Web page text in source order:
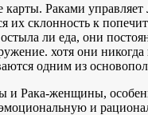
карты. Раками
склонность к
ли еда, они
хотя они
одним из
Рака-женщины,
эмоциональную и